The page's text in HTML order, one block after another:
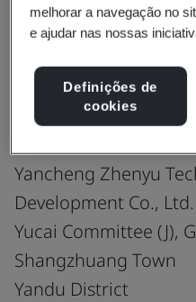
IATF
Yancheng Zhenyu
Development Co., Ltd.
Yucai Committee (J),
Shangzhuang Town
Yandu District
melhorar a navegação no
e ajudar nas nossas
Definições de
cookies